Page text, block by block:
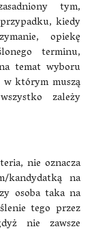
tym,
kiedy
opiekę
terminu,
temat wyboru
którym muszą
zależy
nie oznacza
kandydatką na
osoba taka na
tego przez
nie zawsze